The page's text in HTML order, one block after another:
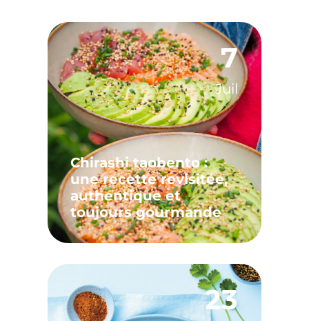
7
Juil
Chirashi taobento :
une recette revisitée,
authentique et
toujours gourmande
23